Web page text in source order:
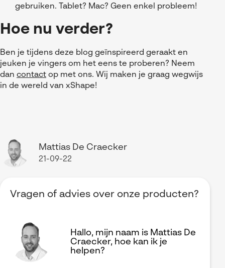
gebruiken. Tablet? Mac? Geen enkel probleem!
Hoe nu verder?
Ben je tijdens deze blog geïnspireerd geraakt en
jeuken je vingers om het eens te proberen? Neem
dan contact op met ons. Wij maken je graag wegwijs
in de wereld van xShape!
Mattias De Craecker
21-09-22
Vragen of advies over onze producten?
Hallo, mijn naam is Mattias De
Craecker, hoe kan ik je
helpen?